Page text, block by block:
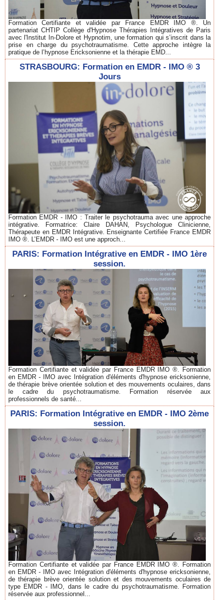
Formation Certifiante et validée par France EMDR IMO ®. Un
partenariat CHTIP Collège d'Hypnose Thérapies Intégratives de Paris
avec l'Institut In-Dolore et Hypnotim, une formation qui s’inscrit dans la
prise en charge du psychotraumatisme. Cette approche intègre la
pratique de l’hypnose Ericksonienne et la thérapie EMD...
STRASBOURG: Formation en EMDR - IMO ® 3
Jours
Formation EMDR - IMO : Traiter le psychotrauma avec une approche
intégrative. Formatrice: Claire DAHAN, Psychologue Clinicienne,
Thérapeute en EMDR Intégrative. Enseignante Certifiée France EMDR
IMO ®. L’EMDR - IMO est une approch...
PARIS: Formation Intégrative en EMDR - IMO 1ère
session.
Formation Certifiante et validée par France EMDR IMO ®. Formation
en EMDR - IMO avec Intégration d'éléments d'hypnose ericksonienne,
de thérapie brève orientée solution et des mouvements oculaires, dans
le cadre du psychotraumatisme. Formation réservée aux
professionnels de santé...
PARIS: Formation Intégrative en EMDR - IMO 2ème
session.
Formation Certifiante et validée par France EMDR IMO ®. Formation
en EMDR - IMO avec Intégration d'éléments d'hypnose ericksonienne,
de thérapie brève orientée solution et des mouvements oculaires de
type EMDR - IMO, dans le cadre du psychotraumatisme. Formation
réservée aux professionnel...